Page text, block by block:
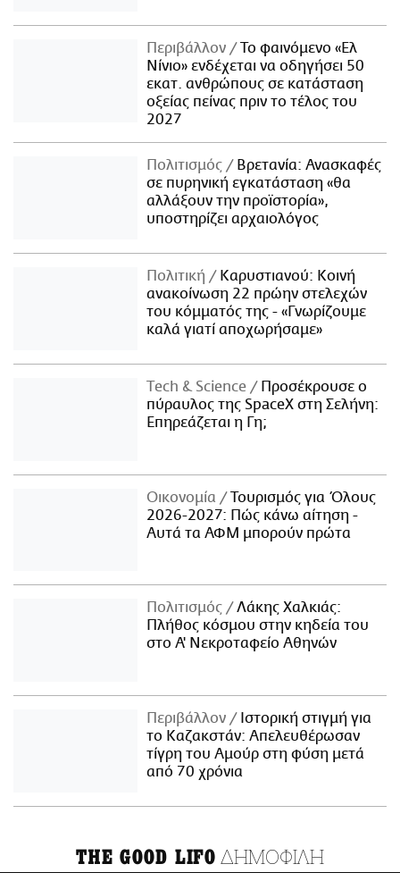
Περιβάλλον
Το φαινόμενο «Ελ
Νίνιο» ενδέχεται να οδηγήσει 50
εκατ. ανθρώπους σε κατάσταση
οξείας πείνας πριν το τέλος του
2027
Πολιτισμός
Βρετανία: Ανασκαφές
σε πυρηνική εγκατάσταση «θα
αλλάξουν την προϊστορία»,
υποστηρίζει αρχαιολόγος
Πολιτική
Καρυστιανού: Κοινή
ανακοίνωση 22 πρώην στελεχών
του κόμματός της - «Γνωρίζουμε
καλά γιατί αποχωρήσαμε»
Τech & Science
Προσέκρουσε ο
πύραυλος της SpaceX στη Σελήνη:
Επηρεάζεται η Γη;
Οικονομία
Τουρισμός για Όλους
2026-2027: Πώς κάνω αίτηση -
Αυτά τα ΑΦΜ μπορούν πρώτα
Πολιτισμός
Λάκης Χαλκιάς:
Πλήθος κόσμου στην κηδεία του
στο Α' Νεκροταφείο Αθηνών
Περιβάλλον
Ιστορική στιγμή για
το Καζακστάν: Απελευθέρωσαν
τίγρη του Αμούρ στη φύση μετά
από 70 χρόνια
THE GOOD LIFO ΔΗΜΟΦΙΛΗ